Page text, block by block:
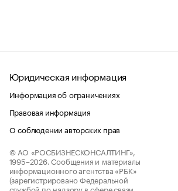
Юридическая информация
Информация об ограничениях
Правовая информация
О соблюдении авторских прав
© АО «РОСБИЗНЕСКОНСАЛТИНГ»,
1995–2026. Сообщения и материалы
информационного агентства «РБК»
(зарегистрировано Федеральной
службой по надзору в сфере связи,